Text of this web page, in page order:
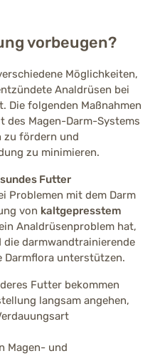
vorbeugen?
Möglichkeiten,
Analdrüsen bei
Die folgenden Maßnahmen
des Magen-Darm-Systems
zu fördern und
zu minimieren.
Futter
Problemen mit dem Darm
von kaltgepresstem
Analdrüsenproblem hat,
darmwandtrainierende
Darmflora unterstützen.
Futter bekommen
langsam angehen,
Magen- und